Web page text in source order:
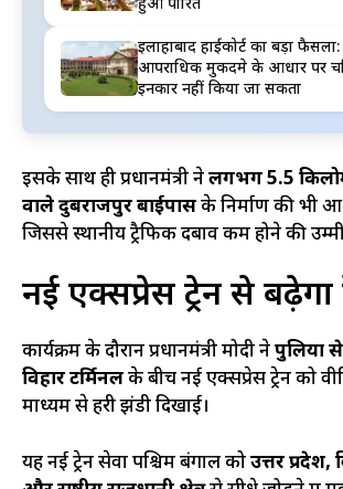
हुआ पारित
इलाहाबाद हाईकोर्ट का बड़ा
आपराधिक मुकदमे के आधार पर
इनकार नहीं किया जा सकता
इसके साथ ही प्रधानमंत्री नेलगभग 5.5
वाले दुबराजपुर बाईपासके निर्माण की भी
जिससे स्थानीय ट्रैफिक दबाव कम होने की
नई एक्सप्रेस ट्रेन से
कार्यक्रम के दौरान प्रधानमंत्री मोदी ने
विहार टर्मिनलके बीच नई एक्सप्रेस ट्रेन को
माध्यम से हरी झंडी दिखाई।
यह नई ट्रेन सेवा पश्चिम बंगाल कोउत्तर प्रदेश,